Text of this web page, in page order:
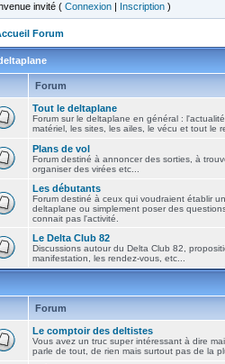
invité ( Connexion | Inscription )
Forum
Forum
Tout le deltaplane
Forum sur le deltaplane en général :
matériel, les sites, les ailes, le vécu et tout le
Plans de vol
Forum destiné à annoncer des sorties, à
organiser des virées etc...
Les débutants
Forum destiné à ceux qui voudraient établir
deltaplane ou simplement poser des
connait pas l'activité.
Le Delta Club 82
Discussions autour du Delta Club 82,
manifestation, les rendez-vous, etc...
Forum
Le comptoir des deltistes
Vous avez un truc super intéressant à dire
parle de tout, de rien mais surtout pas de la